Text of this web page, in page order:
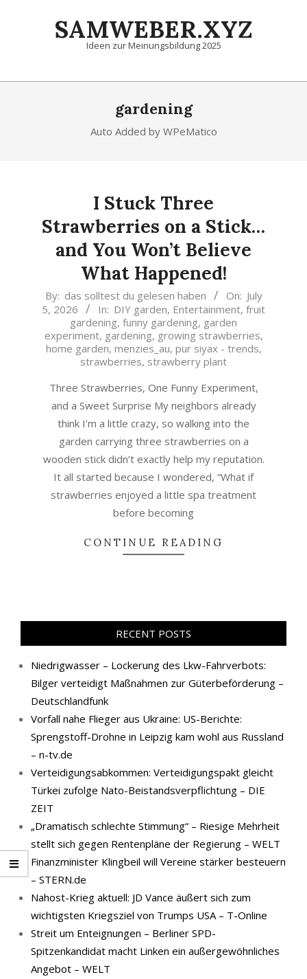
SAMWEBER.XYZ
Ideen zur Meinungsbildung 2025
Primary
gardening
Auto Added by WPeMatico
I Stuck Three
Strawberries on a Stick…
and You Won’t Believe
What Happened!
2026-
07-
By: das solltest du gelesen haben On: July
5, 2026
In: DIY garden, Entertainment, fruit
gardening, funny gardening, garden
experiment, gardening, growing strawberries,
home garden, menzies_au, pur siyax - trends,
strawberries, strawberry plant
Three Strawberries, One Funny Experiment,
and a Sweet Surprise My neighbors already
think I’m a little crazy, so walking into the
garden carrying three strawberries on a
wooden stick didn’t exactly help my reputation.
It all started because I wondered, “What if
strawberries enjoyed a little spa treatment
before becoming
CONTINUE READING
RECENT POSTS
Niedrigwasser – Lockerung des Lkw-Fahrverbots:
Bilger verteidigt Maßnahmen zur Güterbeförderung –
Deutschlandfunk
Vorfall nahe Flieger aus Ukraine: US-Berichte:
Sprengstoff-Drohne in Leipzig kam wohl aus Russland
– n-tv.de
Verteidigungsabkommen: Verteidigungspakt gleicht
Türkei zufolge Nato-Beistandsverpflichtung – DIE
ZEIT
„Dramatisch schlechte Stimmung“ – Riesige Mehrheit
stellt sich gegen Rentenpläne der Regierung – WELT
Finanzminister Klingbeil will Vereine stärker besteuern
– STERN.de
Nahost-Krieg aktuell: JD Vance äußert sich zum
wichtigsten Kriegsziel von Trumps USA – T-Online
Streit um Enteignungen – Berliner SPD-
Spitzenkandidat macht Linken ein außergewöhnliches
Angebot – WELT